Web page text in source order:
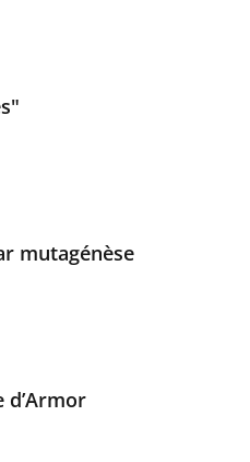
mutagénèse
d’Armor